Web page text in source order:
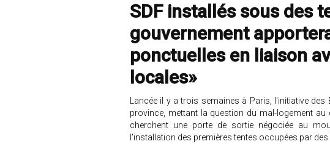
SDF installés sous des
gouvernement
ponctuelles en liaison
locales»
Lancée il y a trois semaines à Paris, l'initiative
province, mettant la question du mal-logement
cherchent une porte de sortie négociée au
l'installation des premières tentes occupées par